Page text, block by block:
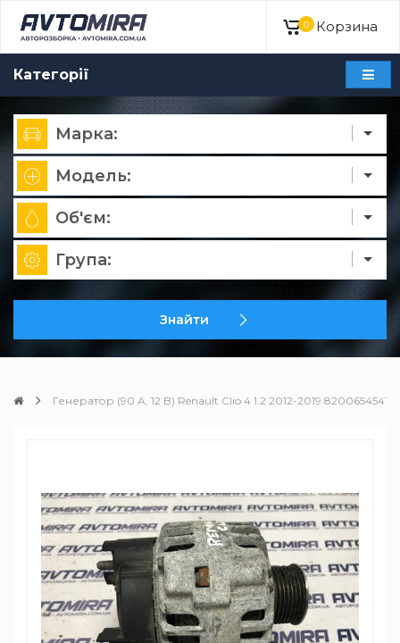
0 Корзина
Категорії
Марка:
Модель:
Об'єм:
Група:
Знайти
Генератор (90 A, 12 B) Renault Clio 4 1.2 2012-2019 8200654541C